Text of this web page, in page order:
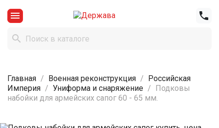



Главная Военная реконструкция
Российская
Империя
Униформа и снаряжение
Подковы
набойки для армейских сапог 60 - 65 мм.